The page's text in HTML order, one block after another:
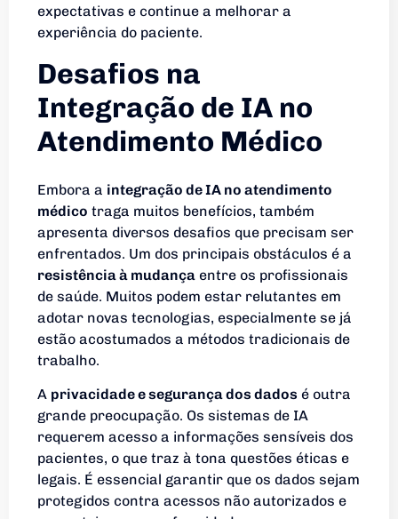
expectativas e continue a melhorar a
experiência do paciente.
Desafios na
Integração de IA no
Atendimento Médico
Embora a integração de IA no atendimento
médico traga muitos benefícios, também
apresenta diversos desafios que precisam ser
enfrentados. Um dos principais obstáculos é a
resistência à mudança entre os profissionais
de saúde. Muitos podem estar relutantes em
adotar novas tecnologias, especialmente se já
estão acostumados a métodos tradicionais de
trabalho.
A privacidade e segurança dos dados é outra
grande preocupação. Os sistemas de IA
requerem acesso a informações sensíveis dos
pacientes, o que traz à tona questões éticas e
legais. É essencial garantir que os dados sejam
protegidos contra acessos não autorizados e